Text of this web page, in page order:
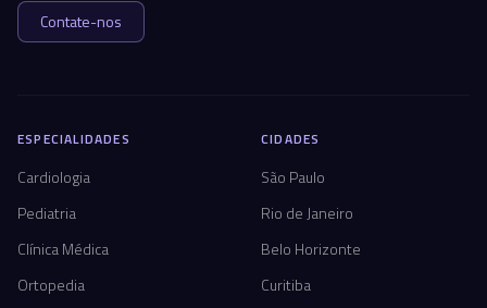
Contate-nos
ESPECIALIDADES
Cardiologia
Pediatria
Clínica Médica
Ortopedia
CIDADES
São Paulo
Rio de Janeiro
Belo Horizonte
Curitiba